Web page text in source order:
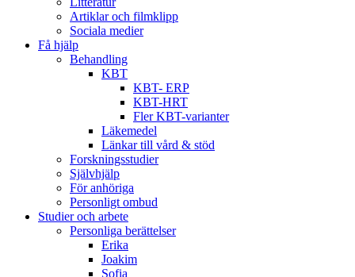
Artiklar och filmklipp
Sociala medier
Få hjälp
Behandling
KBT
KBT- ERP
KBT-HRT
Fler KBT-varianter
Läkemedel
Länkar till vård & stöd
Forskningsstudier
Självhjälp
För anhöriga
Personligt ombud
Studier och arbete
Personliga berättelser
Erika
Joakim
Sofia